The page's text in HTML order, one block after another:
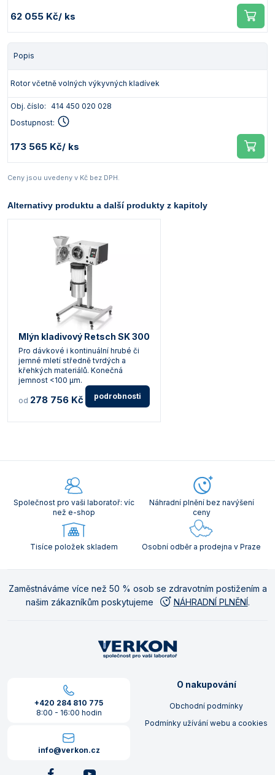
62 055 Kč/ ks
Popis
Rotor včetně volných výkyvných kladívek
Obj. číslo: 414 450 020 028
Dostupnost:
173 565 Kč/ ks
Ceny jsou uvedeny v Kč bez DPH.
Alternativy produktu a další produkty z kapitoly
Mlýn kladivový Retsch SK 300
Pro dávkové i kontinuální hrubé či
jemné mletí středně tvrdých a
křehkých materiálů. Konečná
jemnost <100 µm.
od 278 756 Kč podrobnosti
Společnost pro vaši laboratoř: víc
než e-shop
Náhradní plnění bez navýšení
ceny
Tisíce položek skladem Osobní odběr a prodejna v Praze
Zaměstnáváme více než 50 % osob se zdravotním postižením a
našim zákazníkům poskytujeme
NÁHRADNÍ PLNĚNÍ.
+420 284 810 775
8:00 - 16:00 hodin
info@verkon.cz
O nakupování
Obchodní podmínky
Podmínky užívání webu a cookies